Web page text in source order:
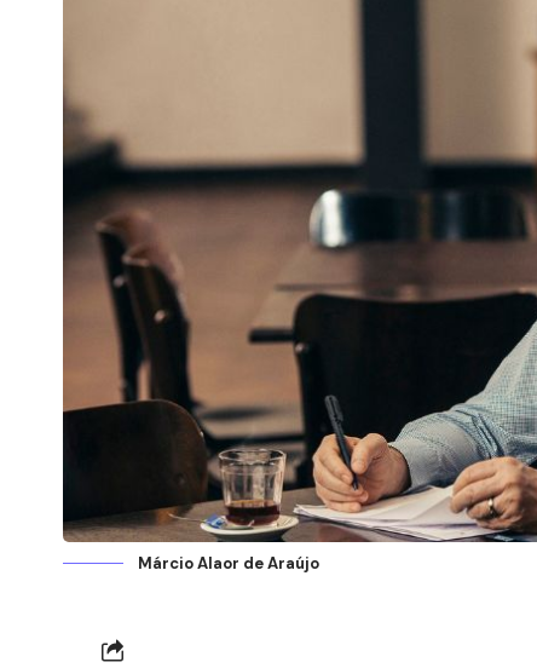
Márcio Alaor de Araújo